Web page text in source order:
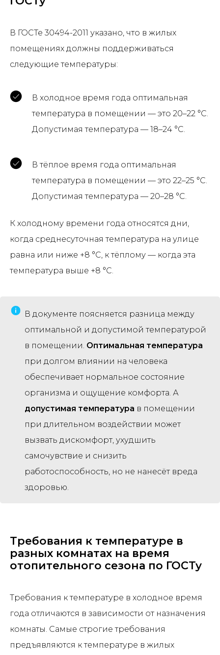
В ГОСТе 30494-2011 указано, что в жилых
помещениях должны поддерживаться
следующие температуры:
В холодное время года оптимальная
температура в помещении — это 20–22 °С.
Допустимая температура — 18–24 °С.
В тёплое время года оптимальная
температура в помещении — это 22–25 °С.
Допустимая температура — 20–28 °С.
К холодному времени года относятся дни,
когда среднесуточная температура на улице
равна или ниже +8 °С, к тёплому — когда эта
температура выше +8 °С.
В документе поясняется разница между
оптимальной и допустимой температурой
в помещении. Оптимальная температура
при долгом влиянии на человека
обеспечивает нормальное состояние
организма и ощущение комфорта. А
допустимая температура в помещении
при длительном воздействии может
вызвать дискомфорт, ухудшить
самочувствие и снизить
работоспособность, но не нанесёт вреда
здоровью.
Требования к температуре в
разных комнатах на время
отопительного сезона по ГОСТу
Требования к температуре в холодное время
года отличаются в зависимости от назначения
комнаты. Самые строгие требования
предъявляются к температуре в жилых